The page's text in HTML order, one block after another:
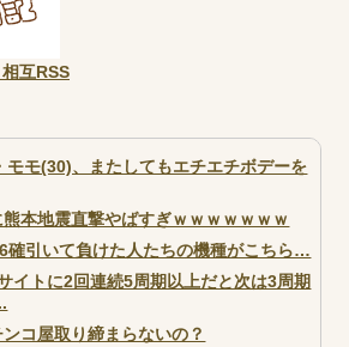
互RSS
モモ(30)、またしてもエチエチボデーを
熊本地震直撃やばすぎｗｗｗｗｗｗｗ
確引いて負けた人たちの機種がこちら…
イトに2回連続5周期以上だと次は3周期
コ屋取り締まらないの？